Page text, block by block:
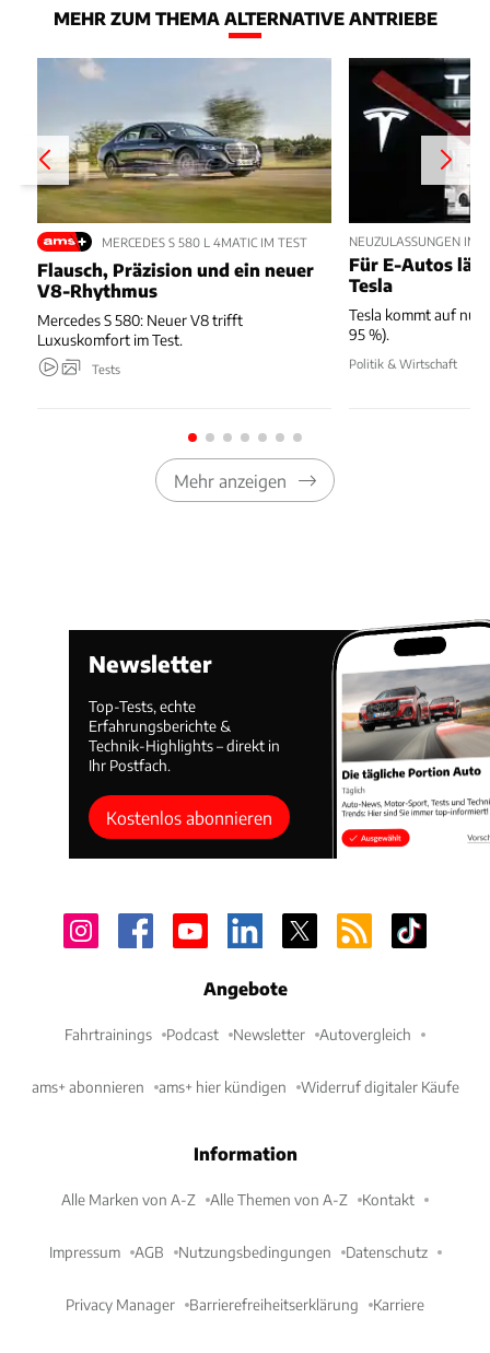
MEHR ZUM THEMA ALTERNATIVE ANTRIEBE
MERCEDES S 580 L 4MATIC IM TEST
Flausch, Präzision und ein neuer
V8-Rhythmus
Mercedes S 580: Neuer V8 trifft
Luxuskomfort im Test.
Tests
NEUZULASSUNGEN IM
Für E-Autos
Tesla
Tesla kommt auf nur
95 %).
Politik & Wirtschaft
Mehr anzeigen
Newsletter
Top-Tests, echte
Erfahrungsberichte &
Technik-Highlights – direkt in
Ihr Postfach.
Kostenlos abonnieren
Angebote
Fahrtrainings Podcast Newsletter Autovergleich
ams+ abonnieren ams+ hier kündigen Widerruf digitaler Käufe
Information
Alle Marken von A-Z Alle Themen von A-Z Kontakt
Impressum AGB Nutzungsbedingungen Datenschutz
Privacy Manager Barrierefreiheitserklärung Karriere